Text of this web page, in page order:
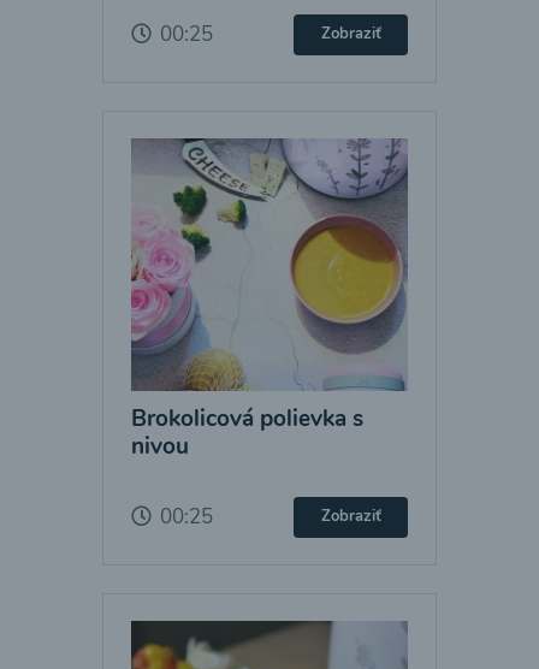
00:25 Zobraziť
Brokolicová polievka s
nivou
00:25 Zobraziť